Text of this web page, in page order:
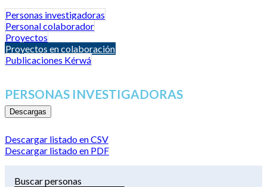
Personas investigadoras
Personal colaborador
Proyectos
Proyectos en colaboración
Publicaciones Kérwá
PERSONAS INVESTIGADORAS
Descargas
Descargar listado en CSV
Descargar listado en PDF
Buscar personas